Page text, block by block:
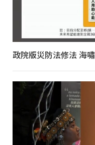
政院版災防法修法 海